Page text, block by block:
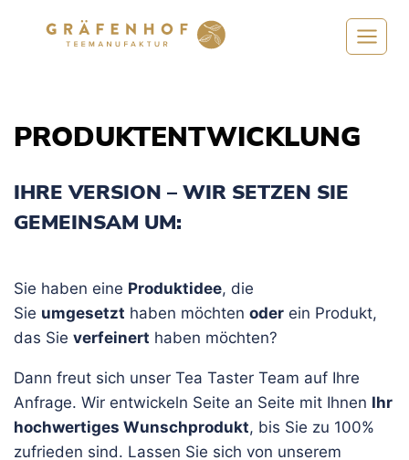
PRODUKTENTWICKLUNG
IHRE VERSION – WIR SETZEN SIE
GEMEINSAM UM:
Sie haben eine Produktidee, die
Sie umgesetzt haben möchten oder ein Produkt,
das Sie verfeinert haben möchten?
Dann freut sich unser Tea Taster Team auf Ihre
Anfrage. Wir entwickeln Seite an Seite mit Ihnen Ihr
hochwertiges Wunschprodukt, bis Sie zu 100%
zufrieden sind. Lassen Sie sich von unserem